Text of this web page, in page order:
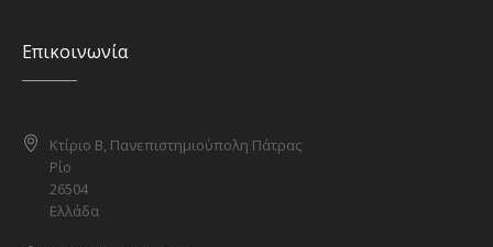
Επικοινωνία
Κτίριο Β, Πανεπιστημιούπολη Πάτρας
Ρίο
26504
Ελλάδα